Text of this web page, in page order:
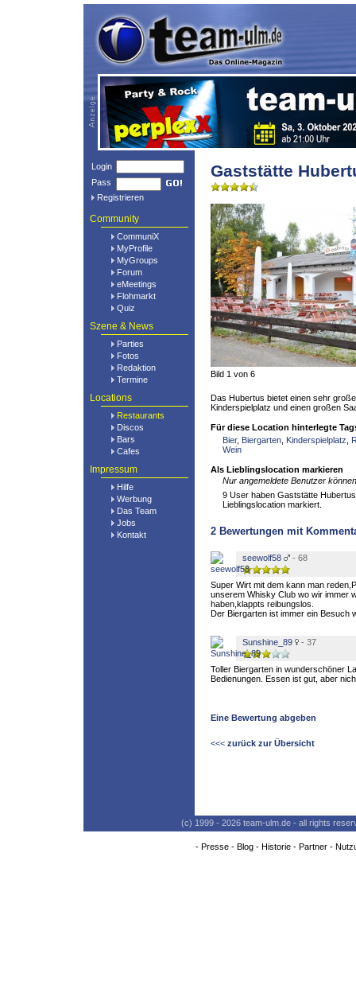
Login
Pass
Registrieren
Community
CommuniX
MyProfile
MyGroups
Forum
eMeetings
Flohmarkt
Quiz
Szene & News
Parties
Fotos
Redaktion
Termine
Locations
Restaurants
Discos
Bars
Cafes
Impressum
Hilfe
Werbung
Das Team
Jobs
Kontakt
Gaststätte
Bild 1 von 6
Das Hubertus bietet einen sehr
Kinderspielplatz und einen großen
Für diese Location hinterlegte
Bier, Biergarten Kinderspielplatz
Wein
Als Lieblingslocation markieren
Nur angemeldete Benutzer
9 User haben Gaststätte
Lieblingslocation markiert.
2 Bewertungen mit
seewolf58 - 68
Super Wirt mit dem kann man
unserem Whisky Club wo wir immer
haben,klappts reibungslos.
Der Biergarten ist immer ein Besuch
Sunshine_89 - 37
Toller Biergarten in wunderschöner
Bedienungen. Essen ist gut, aber
Eine Bewertung abgeben
<<< zurück zur Übersicht
(c) 1999 - 2026 team-ulm.de - all rights
- Presse- Blog- Historie- Partner-